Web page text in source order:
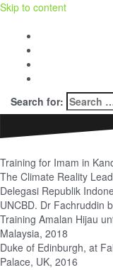
Skip to content
Search for:
Training for Imam in
The Climate Reality
Delegasi Republik
UNCBD. Dr Fachruddin
Training Amalan Hijau
Malaysia, 2018
Duke of Edinburgh, at
Palace, UK, 2016